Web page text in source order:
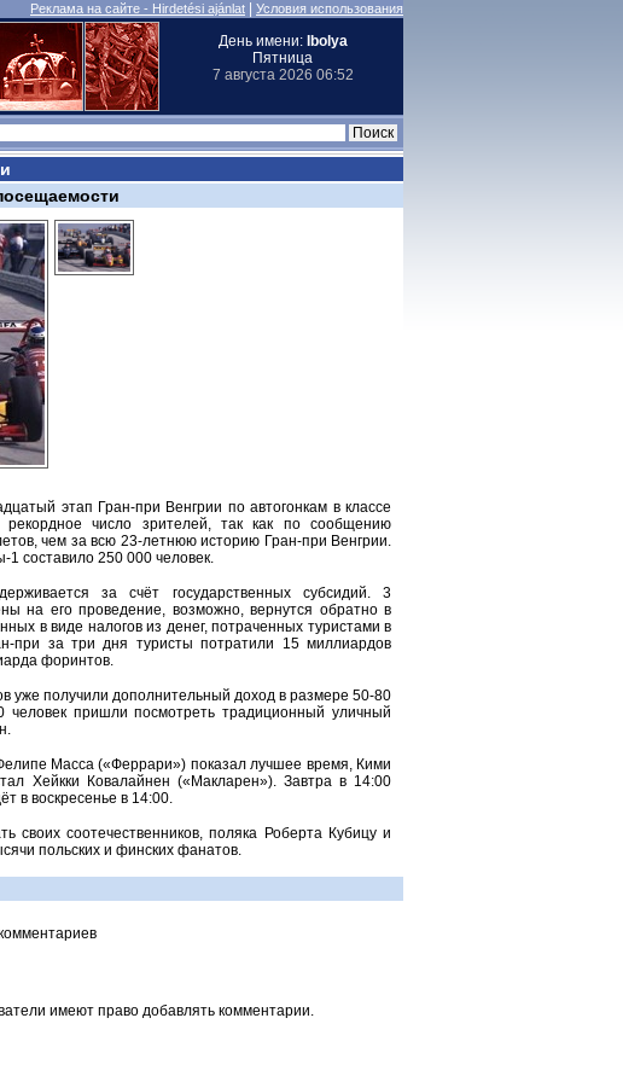
Реклама на сайте - Hirdetési ajánlat Условия использования
День имени: Ibolya
Пятница
7 августа 2026 06:52
этап Гран-при Венгрии по автогонкам в классе
число зрителей, так как по сообщению
чем за всю 23-летнюю историю Гран-при Венгрии.
составило 250 000 человек.
за счёт государственных субсидий. 3
на его проведение, возможно, вернутся обратно в
в виде налогов из денег, потраченных туристами в
при за три дня туристы потратили 15 миллиардов
форинтов.
уже получили дополнительный доход в размере 50-80
пришли посмотреть традиционный уличный
Масса («Феррари») показал лучшее время, Кими
Хейкки Ковалайнен («Макларен»). Завтра в 14:00
в воскресенье в 14:00.
своих соотечественников, поляка Роберта Кубицу и
польских и финских фанатов.
имеют право добавлять комментарии.